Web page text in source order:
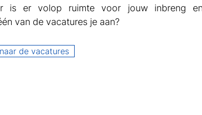
is er volop ruimte voor jouw inbreng
van de vacatures je aan?​
de vacatures